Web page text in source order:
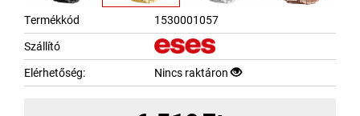
Termékkód
1530001057
Szállító
Elérhetőség:
Nincs raktáron